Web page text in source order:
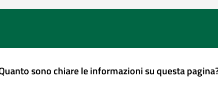
sono chiare le informazioni su questa